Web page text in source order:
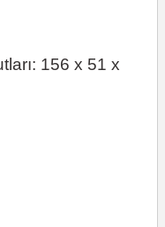
156 x 51 x